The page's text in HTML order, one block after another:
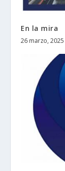
En la mira
26 marzo, 2025